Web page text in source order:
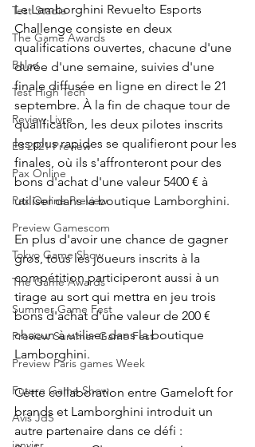
Test Stadia
The Game Awards
Balan
Test High Tech
Review Livre
E3 2021 Preview
Pax Online
Pax Online Preview
Preview Gamescom
Tokyo Game Show
The Game Awards
Summer Game Fest
Preview Summer Game Fest
Preview Paris games Week
Future Game Show
Avis JdS
Le Lamborghini Revuelto Esports
Challenge consiste en deux
qualifications ouvertes, chacune d'une
durée d'une semaine, suivies d'une
finale diffusée en ligne en direct le 21
septembre. À la fin de chaque tour de
qualification, les deux pilotes inscrits
les plus rapides se qualifieront pour les
finales, où ils s'affronteront pour des
bons d'achat d'une valeur 5400 € à
utiliser dans la boutique Lamborghini.
En plus d'avoir une chance de gagner
gros, tous les joueurs inscrits à la
compétition participeront aussi à un
tirage au sort qui mettra en jeu trois
bons d'achat d'une valeur de 200 €
chacun à utiliser dans la boutique
Lamborghini.
Cette collaboration entre Gameloft for
brands et Lamborghini introduit un
autre partenaire dans ce défi :